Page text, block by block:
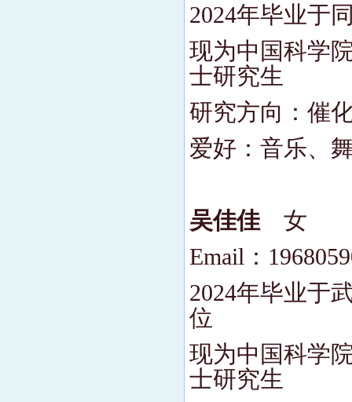
2024年毕业于
现为中国科学
士研究生
研究方向：催
爱好：音乐、
吴佳佳 女
Email：
2024年毕业于
位
现为中国科学
士研究生